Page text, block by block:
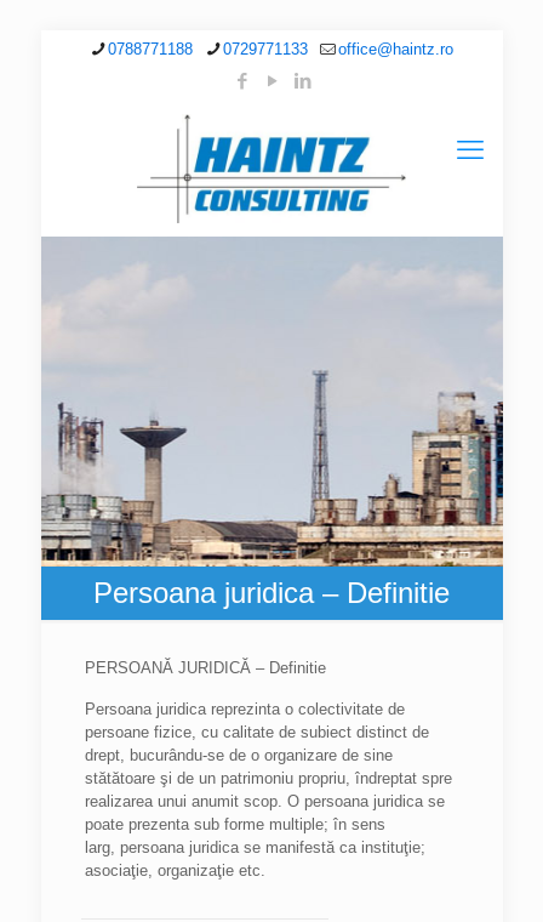
0788771188 0729771133 office@haintz.ro
Persoana juridica – Definitie
PERSOANĂ JURIDICĂ – Definitie
Persoana juridica reprezinta o colectivitate de
persoane fizice, cu calitate de subiect distinct de
drept, bucurându-se de o organizare de sine
stătătoare şi de un patrimoniu propriu, îndreptat spre
realizarea unui anumit scop. O persoana juridica se
poate prezenta sub forme multiple; în sens
larg, persoana juridica se manifestă ca instituţie;
asociaţie, organizaţie etc.